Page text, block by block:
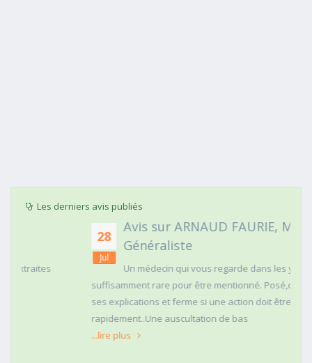
Les derniers avis publiés
Avis sur ARNAUD FAURIE, Médecin
Généraliste
Un médecin qui vous regarde dans les yeux c'est
suffisamment rare pour être mentionné. Posé,clair dans
ses explications et ferme si une action doit être menée
rapidement..Une auscultation de bas